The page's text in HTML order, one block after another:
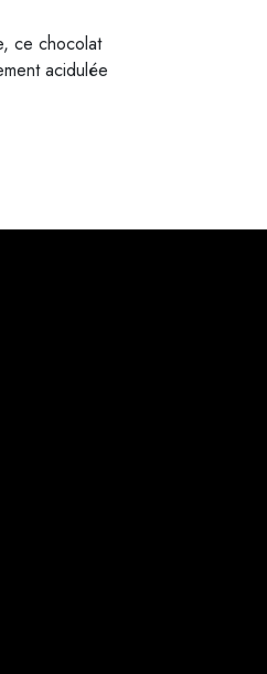
ce chocolat
acidulée